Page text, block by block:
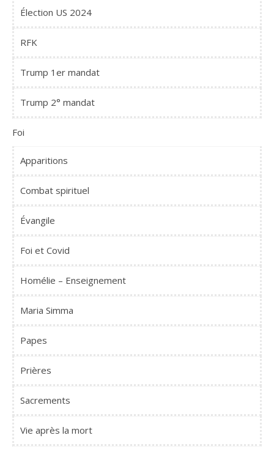
Élection US 2024
RFK
Trump 1er mandat
Trump 2° mandat
Foi
Apparitions
Combat spirituel
Évangile
Foi et Covid
Homélie – Enseignement
Maria Simma
Papes
Prières
Sacrements
Vie après la mort